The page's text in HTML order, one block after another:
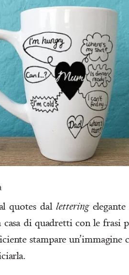
quotes dal letteringelegante
di quadretti con le frasi
stampare un’immagine